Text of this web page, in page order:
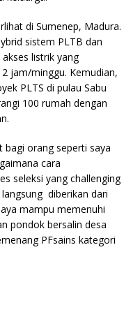
di Sumenep, Madura.
sistem PLTB dan
listrik yang
jam/minggu. Kemudian,
PLTS di pulau Sabu
100 rumah dengan
bagi orang seperti saya
cara
seleksi yang challenging
diberikan dari
mampu memenuhi
pondok bersalin desa
PFsains kategori